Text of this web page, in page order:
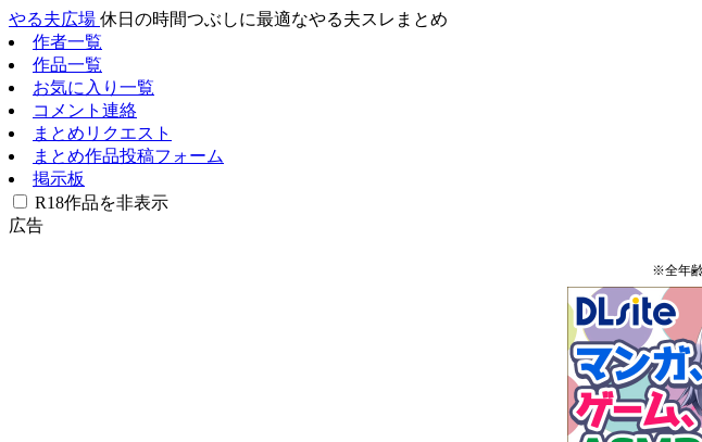
やる夫広場 休日の時間つぶしに最適なやる夫スレまとめ
作者一覧
作品一覧
お気に入り一覧
コメント連絡
まとめリクエスト
まとめ作品投稿フォーム
掲示板
R18作品を非表示
広告
※全年